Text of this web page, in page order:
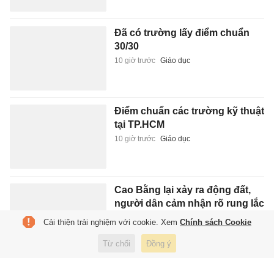
Đã có trường lấy điểm chuẩn
30/30
10 giờ trước Giáo dục
Điểm chuẩn các trường kỹ thuật
tại TP.HCM
10 giờ trước Giáo dục
Cao Bằng lại xảy ra động đất,
người dân cảm nhận rõ rung lắc
10 giờ trước Xã hội
Cải thiện trải nghiệm với cookie. Xem Chính sách Cookie
Từ chối Đồng ý